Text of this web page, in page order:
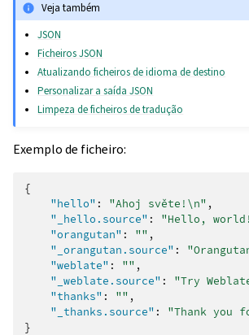
Veja também
JSON
Ficheiros JSON
Atualizando ficheiros de idioma de destino
Personalizar a saída JSON
Limpeza de ficheiros de tradução
Exemplo de ficheiro:
{
"hello" : "Ahoj světe!\n" ,
"_hello.source" : "Hello,
"orangutan" : "" ,
"_orangutan.source" :
"weblate" : "" ,
"_weblate.source" :
"Try
"thanks" : "" ,
"_thanks.source" :
"Thank you
}